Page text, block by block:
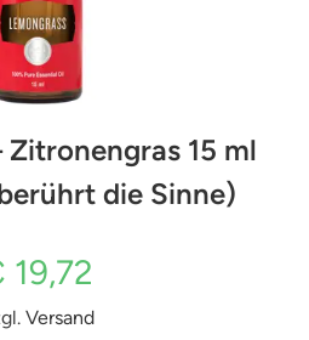
Zitronengras 15 ml
die Sinne)
19,72
Versand